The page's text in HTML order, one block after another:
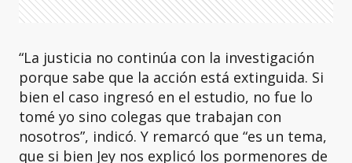
“La justicia no continúa con la investigación
porque sabe que la acción está extinguida. Si
bien el caso ingresó en el estudio, no fue lo
tomé yo sino colegas que trabajan con
nosotros”, indicó. Y remarcó que “es un tema,
que si bien Jey nos explicó los pormenores de